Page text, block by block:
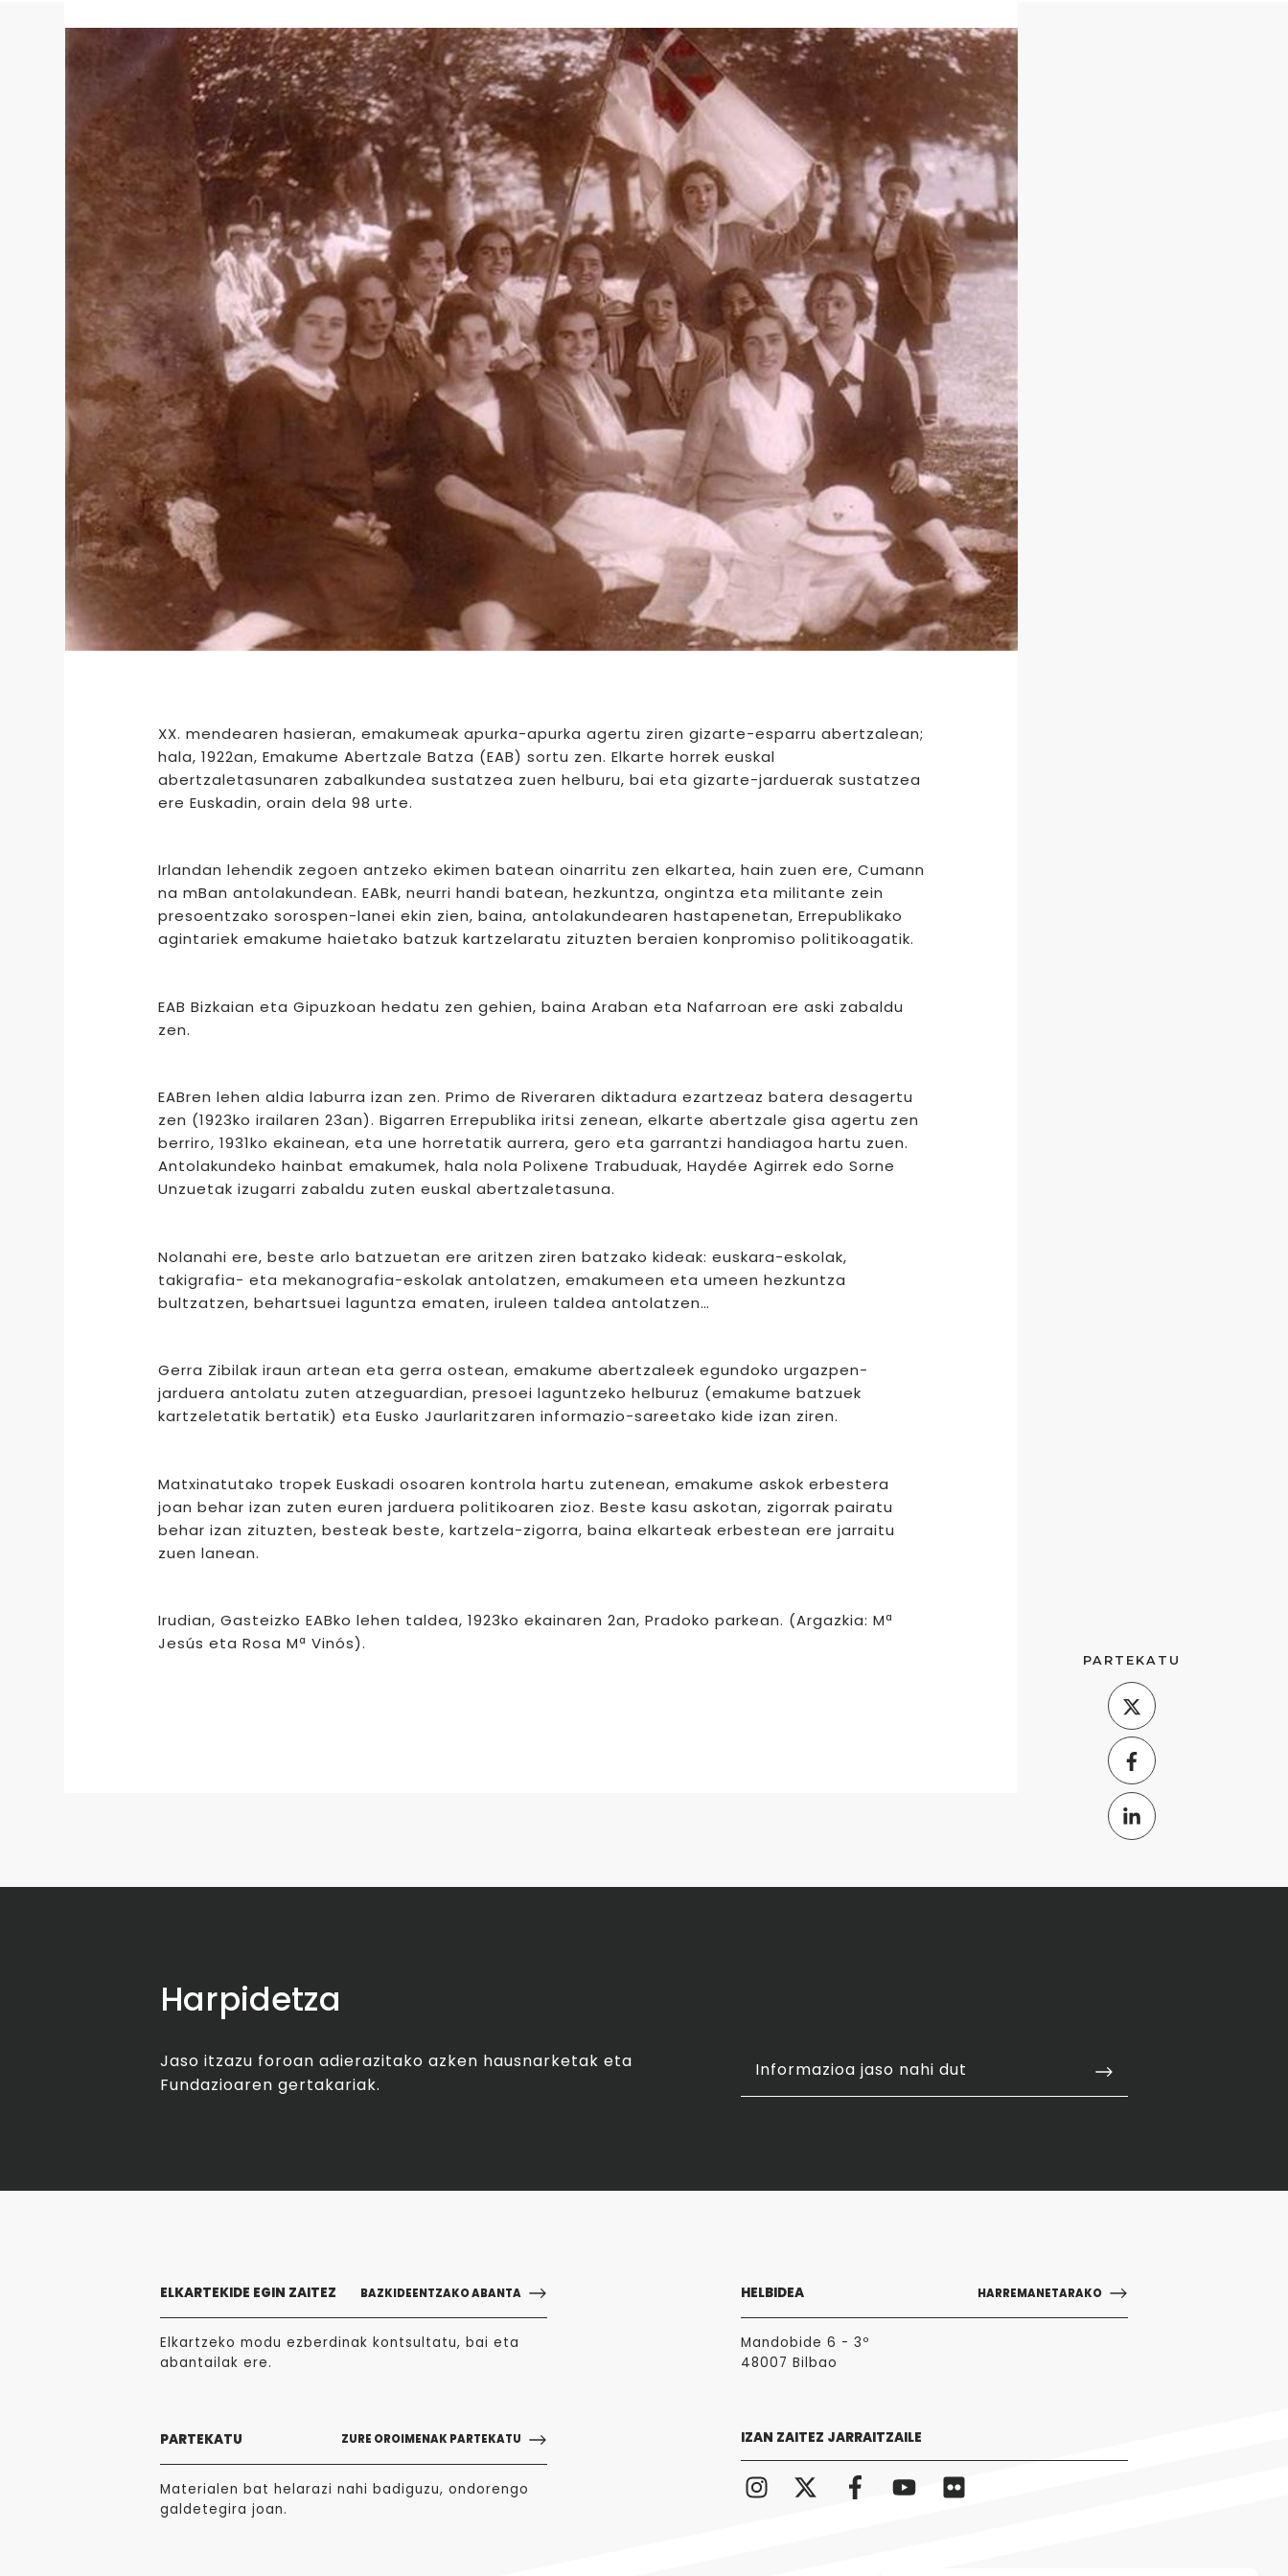
XX. mendearen hasieran, emakumeak apurka-apurka agertu ziren gizarte-esparru abertzalean;
hala, 1922an, Emakume Abertzale Batza (EAB) sortu zen. Elkarte horrek euskal
abertzaletasunaren zabalkundea sustatzea zuen helburu, bai eta gizarte-jarduerak sustatzea
ere Euskadin, orain dela 98 urte.
Irlandan lehendik zegoen antzeko ekimen batean oinarritu zen elkartea, hain zuen ere, Cumann
na mBan antolakundean. EABk, neurri handi batean, hezkuntza, ongintza eta militante zein
presoentzako sorospen-lanei ekin zien, baina, antolakundearen hastapenetan, Errepublikako
agintariek emakume haietako batzuk kartzelaratu zituzten beraien konpromiso politikoagatik.
EAB Bizkaian eta Gipuzkoan hedatu zen gehien, baina Araban eta Nafarroan ere aski zabaldu
zen.
EABren lehen aldia laburra izan zen. Primo de Riveraren diktadura ezartzeaz batera desagertu
zen (1923ko irailaren 23an). Bigarren Errepublika iritsi zenean, elkarte abertzale gisa agertu zen
berriro, 1931ko ekainean, eta une horretatik aurrera, gero eta garrantzi handiagoa hartu zuen.
Antolakundeko hainbat emakumek, hala nola Polixene Trabuduak, Haydée Agirrek edo Sorne
Unzuetak izugarri zabaldu zuten euskal abertzaletasuna.
Nolanahi ere, beste arlo batzuetan ere aritzen ziren batzako kideak: euskara-eskolak,
takigrafia- eta mekanografia-eskolak antolatzen, emakumeen eta umeen hezkuntza
bultzatzen, behartsuei laguntza ematen, iruleen taldea antolatzen…
Gerra Zibilak iraun artean eta gerra ostean, emakume abertzaleek egundoko urgazpen-
jarduera antolatu zuten atzeguardian, presoei laguntzeko helburuz (emakume batzuek
kartzeletatik bertatik) eta Eusko Jaurlaritzaren informazio-sareetako kide izan ziren.
Matxinatutako tropek Euskadi osoaren kontrola hartu zutenean, emakume askok erbestera
joan behar izan zuten euren jarduera politikoaren zioz. Beste kasu askotan, zigorrak pairatu
behar izan zituzten, besteak beste, kartzela-zigorra, baina elkarteak erbestean ere jarraitu
zuen lanean.
Irudian, Gasteizko EABko lehen taldea, 1923ko ekainaren 2an, Pradoko parkean. (Argazkia: Mª
Jesús eta Rosa Mª Vinós).
PARTEKATU
Harpidetza
Jaso itzazu foroan adierazitako azken hausnarketak eta
Fundazioaren gertakariak.
Informazioa jaso nahi dut
ELKARTEKIDE EGIN ZAITEZ BAZKIDEENTZAKO ABANTA
Elkartzeko modu ezberdinak kontsultatu, bai eta
abantailak ere.
PARTEKATU ZURE OROIMENAK PARTEKATU
Materialen bat helarazi nahi badiguzu, ondorengo
galdetegira joan.
HELBIDEA HARREMANETARAKO
Mandobide 6 - 3º
48007 Bilbao
IZAN ZAITEZ JARRAITZAILE